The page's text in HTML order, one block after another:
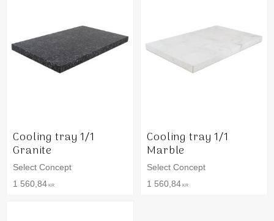
Cooling tray 1/1
Granite
Select Concept
1 560,84 KR
Cooling tray 1/1
Marble
Select Concept
1 560,84 KR